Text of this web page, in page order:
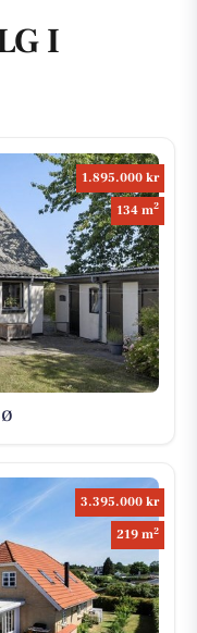
I
1.895.000 kr
134 m2
3.395.000 kr
219 m2